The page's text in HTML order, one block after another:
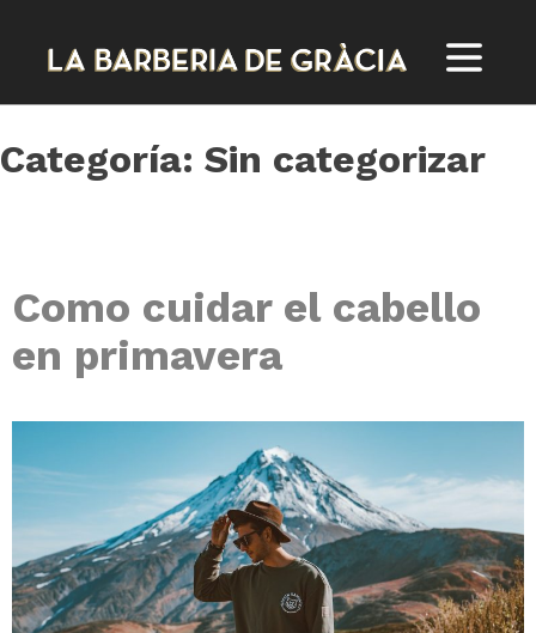
content
Categoría: Sin categorizar
Como cuidar el cabello
en primavera